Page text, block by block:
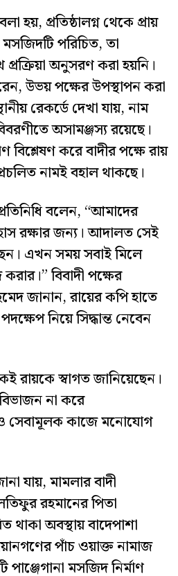
হয়, প্রতিষ্ঠালগ্ন থেকে প্রায়
পরিচিত, তা
অনুসরণ করা হয়নি।
উভয় পক্ষের উপস্থাপন করা
রেকর্ডে দেখা যায়, নাম
অসামঞ্জস্য রয়েছে।
করে বাদীর পক্ষে রায়
নামই বহাল থাকছে।
বলেন, “আমাদের
রক্ষার জন্য। আদালত সেই
এখন সময় সবাই মিলে
বিবাদী পক্ষের
জানান, রায়ের কপি হাতে
নিয়ে সিদ্ধান্ত নেবেন
রায়কে স্বাগত জানিয়েছেন।
না করে
ও সেবামূলক কাজে মনোযোগ
যায়, মামলার বাদী
রহমানের পিতা
থাকা অবস্থায় বাদেপাশা
পাঁচ ওয়াক্ত নামাজ
মসজিদ নির্মাণ